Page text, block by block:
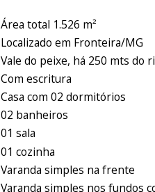
Área total 1.526 m²
Localizado em Fronteira/MG
Vale do peixe, há 250 mts do
Com escritura
Casa com 02 dormitórios
02 banheiros
01 sala
01 cozinha
Varanda simples na frente
Varanda simples nos fundos